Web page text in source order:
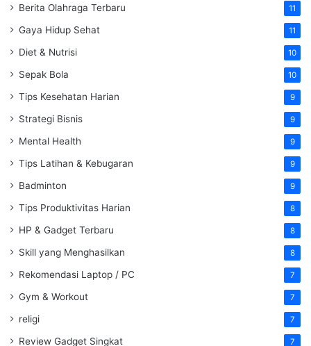
Berita Olahraga Terbaru 11
Gaya Hidup Sehat 11
Diet & Nutrisi 10
Sepak Bola 10
Tips Kesehatan Harian 9
Strategi Bisnis 9
Mental Health 9
Tips Latihan & Kebugaran 9
Badminton 9
Tips Produktivitas Harian 8
HP & Gadget Terbaru 8
Skill yang Menghasilkan 8
Rekomendasi Laptop / PC 7
Gym & Workout 7
religi 7
Review Gadget Singkat 7